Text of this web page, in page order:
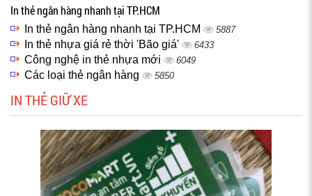
In thẻ ngân hàng nhanh tại TP.HCM
In thẻ ngân hàng nhanh tại TP.HCM 5887
In thẻ nhựa giá rẻ thời 'Bão giá' 6433
Công nghệ in thẻ nhựa mới 6049
Các loại thẻ ngân hàng 5850
IN THẺ GIỮ XE